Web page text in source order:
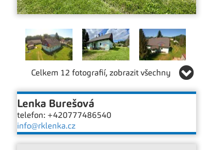
Celkem 12 fotografií, zobrazit všechny
Lenka Burešová
telefon: +420777486540
info@rklenka.cz